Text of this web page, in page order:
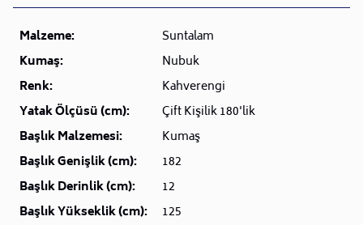
Malzeme:
Suntalam
Kumaş:
Nubuk
Renk:
Kahverengi
Yatak Ölçüsü (cm):
Çift Kişilik 180'lik
Başlık Malzemesi:
Kumaş
Başlık Genişlik (cm):
182
Başlık Derinlik (cm):
12
Başlık Yükseklik (cm):
125